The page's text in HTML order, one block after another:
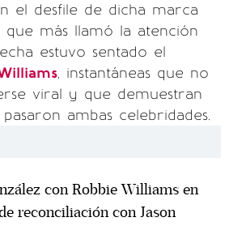
el desfile de dicha marca
más llamó la atención
estuvo sentado el
, instantáneas que no
viral y que demuestran
ambas celebridades.